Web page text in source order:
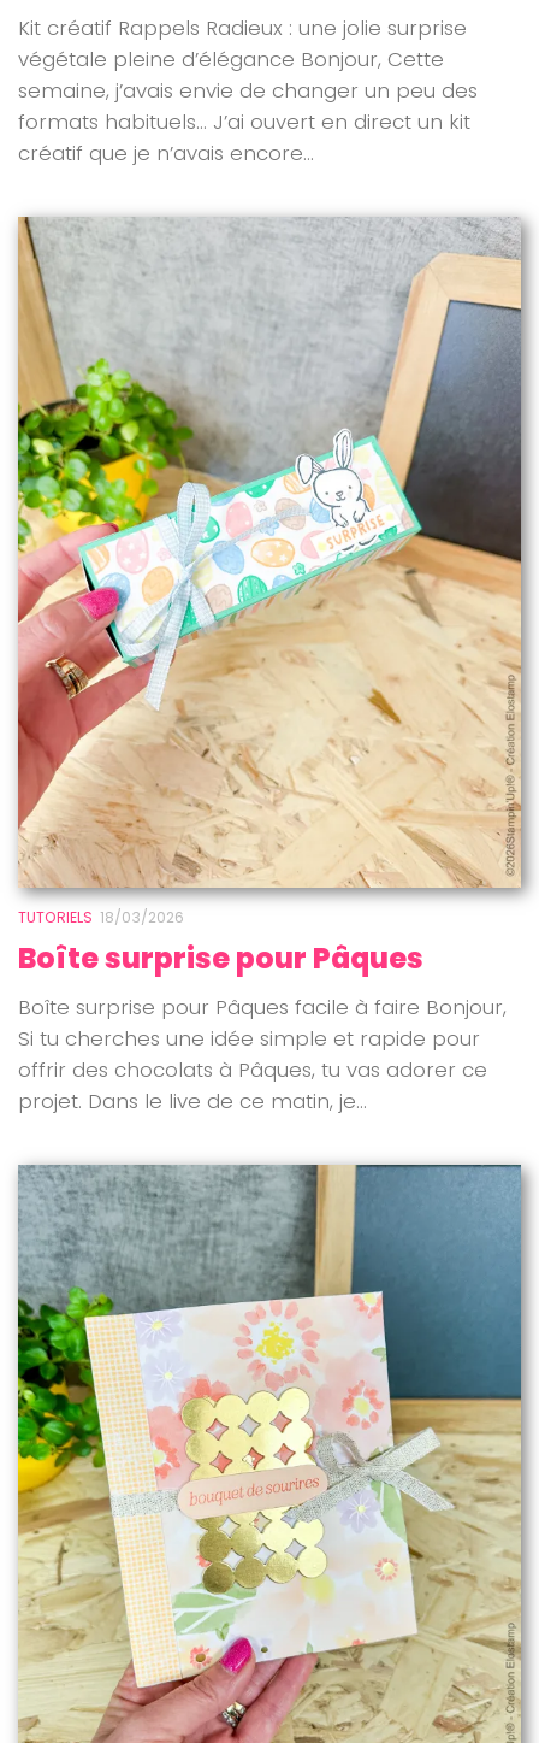
Kit créatif Rappels Radieux : une jolie surprise
végétale pleine d’élégance Bonjour, Cette
semaine, j’avais envie de changer un peu des
formats habituels… J’ai ouvert en direct un kit
créatif que je n’avais encore...
TUTORIELS 18/03/2026
Boîte surprise pour Pâques
Boîte surprise pour Pâques facile à faire Bonjour,
Si tu cherches une idée simple et rapide pour
offrir des chocolats à Pâques, tu vas adorer ce
projet. Dans le live de ce matin, je...